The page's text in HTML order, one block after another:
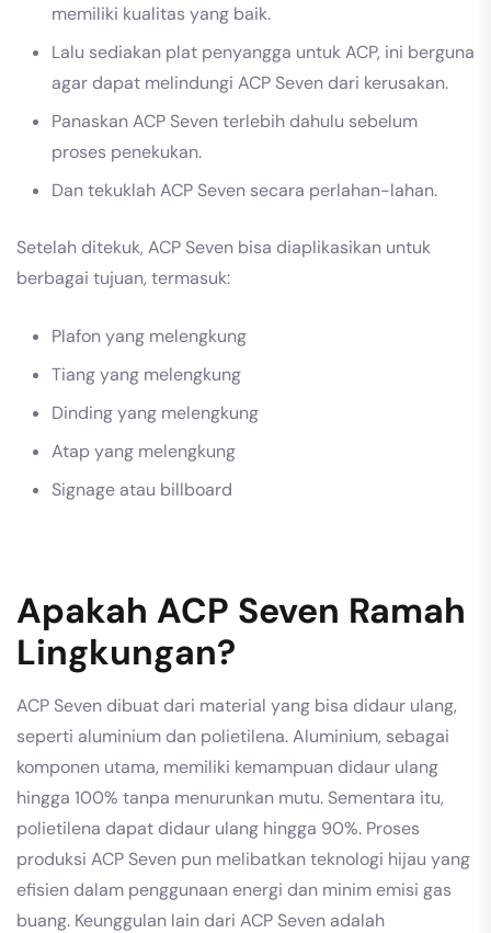
memiliki kualitas yang baik.
Lalu sediakan plat penyangga untuk ACP, ini berguna
agar dapat melindungi ACP Seven dari kerusakan.
Panaskan ACP Seven terlebih dahulu sebelum
proses penekukan.
Dan tekuklah ACP Seven secara perlahan-lahan.
Setelah ditekuk, ACP Seven bisa diaplikasikan untuk
berbagai tujuan, termasuk:
Plafon yang melengkung
Tiang yang melengkung
Dinding yang melengkung
Atap yang melengkung
Signage atau billboard
Apakah ACP Seven Ramah
Lingkungan?
ACP Seven dibuat dari material yang bisa didaur ulang,
seperti aluminium dan polietilena. Aluminium, sebagai
komponen utama, memiliki kemampuan didaur ulang
hingga 100% tanpa menurunkan mutu. Sementara itu,
polietilena dapat didaur ulang hingga 90%. Proses
produksi ACP Seven pun melibatkan teknologi hijau yang
efisien dalam penggunaan energi dan minim emisi gas
buang. Keunggulan lain dari ACP Seven adalah